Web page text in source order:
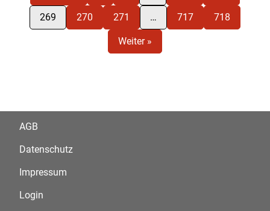
269 270 271 … 717 718
Weiter »
AGB
Datenschutz
Impressum
Login